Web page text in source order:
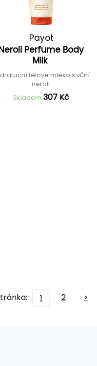
Payot
Perfume Body
Milk
tělové mléko s vůní
neroli
Skladem 307 Kč
1 2 >